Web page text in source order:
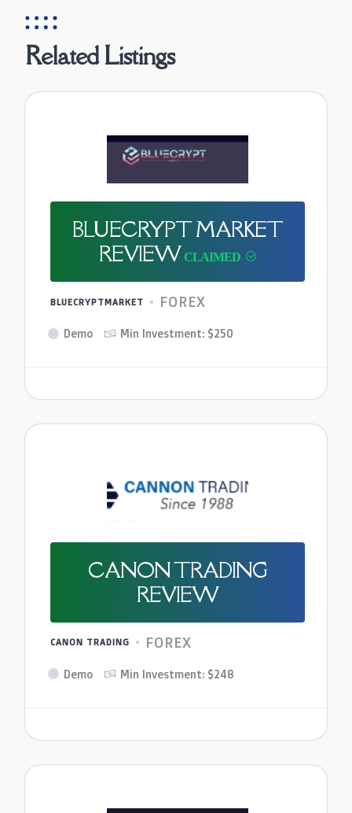
Related Listings
BLUECRYPT MARKET
REVIEW
BLUECRYPTMARKET FOREX
Demo Min Investment: $250
CANON TRADING
REVIEW
CANON TRADING FOREX
Demo Min Investment: $248